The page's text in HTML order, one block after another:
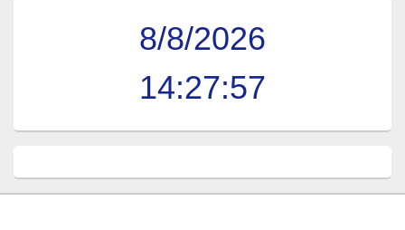
8/8/2026
14:27:58